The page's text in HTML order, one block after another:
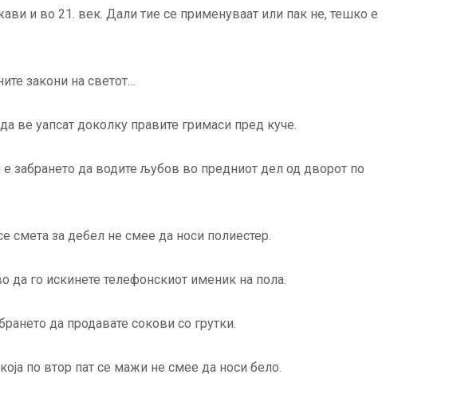
и во 21. век. Дали тие се применуваат или пак не, тешко е
закони на светот…
ве уапсат доколку правите гримаси пред куче.
е забрането да водите љубов во предниот дел од дворот по
се смета за дебел не смее да носи полиестер.
да го искинете телефонскиот именик на пола.
да продавате сокови со грутки.
по втор пат се мажи не смее да носи бело.